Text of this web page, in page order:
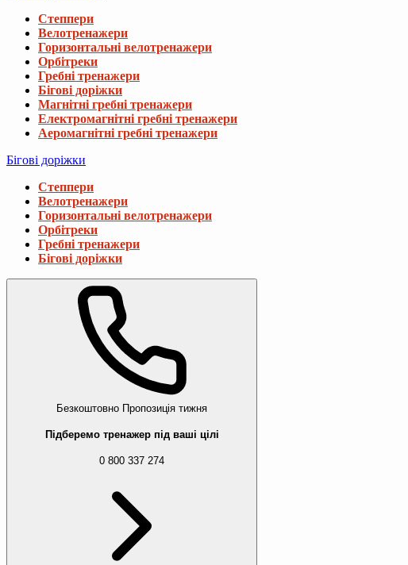
Степпери
Велотренажери
Горизонтальні велотренажери
Орбітреки
Гребні тренажери
Бігові доріжки
Магнітні гребні тренажери
Електромагнітні гребні тренажери
Аеромагнітні гребні тренажери
Бігові доріжки
Степпери
Велотренажери
Горизонтальні велотренажери
Орбітреки
Гребні тренажери
Бігові доріжки
Безкоштовно Пропозиція тижня
Підберемо тренажер під ваші цілі
0 800 337 274